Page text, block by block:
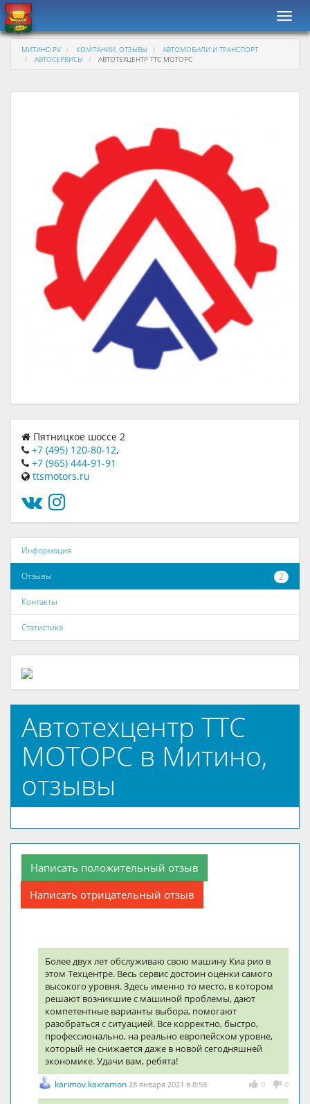
МИТИНО.РУ КОМПАНИИ, ОТЗЫВЫ
АВТОМОБИЛИ И ТРАНСПОРТ
АВТОСЕРВИСЫ
АВТОТЕХЦЕНТР ТТС МОТОРС
Пятницкое шоссе 2
+7 (495) 120-80-12,
+7 (965) 444-91-91
ttsmotors.ru
Информация
2
Отзывы
Контакты
Статистика
Автотехцентр ТТС
МОТОРС в Митино,
отзывы
Написать положительный отзыв
Написать отрицательный отзыв
Более двух лет обслуживаю свою машину Киа рио в
этом Техцентре. Весь сервис достоин оценки самого
высокого уровня. Здесь именно то место, в котором
решают возникшие с машиной проблемы, дают
компетентные варианты выбора, помогают
разобраться с ситуацией. Все корректно, быстро,
профессионально, на реально европейском уровне,
который не снижается даже в новой сегодняшней
экономике. Удачи вам, ребята!
0 0
karimov.kaxramon 28 января 2021 в 8:58